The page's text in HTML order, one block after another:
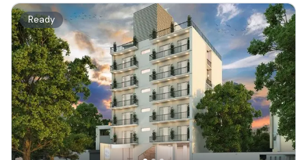
Ready